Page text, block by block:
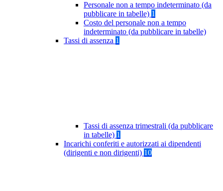
Personale non a tempo indeterminato (da
pubblicare in tabelle) 1
Costo del personale non a tempo
indeterminato (da pubblicare in tabelle)
Tassi di assenza 1
Tassi di assenza trimestrali (da pubblicare
in tabelle) 1
Incarichi conferiti e autorizzati ai dipendenti
(dirigenti e non dirigenti) 10